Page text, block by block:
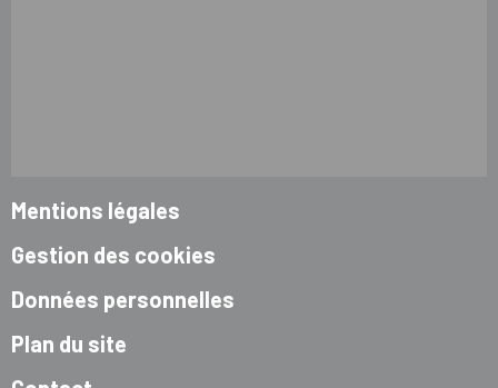
Mentions légales
Gestion des cookies
Données personnelles
Plan du site